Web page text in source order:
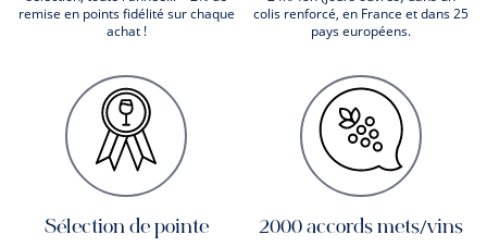
remise en points fidélité sur chaque
achat !
colis renforcé, en France et dans 25
pays européens.
Sélection de pointe 2000 accords mets/vins